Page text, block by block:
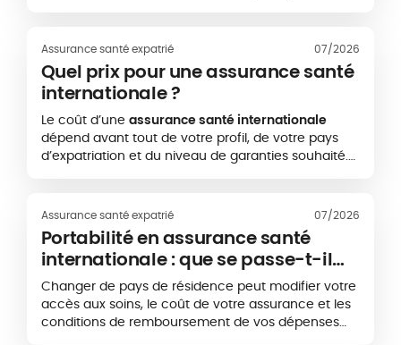
met en évidence un écart important entre le fait
de disposer d’une couverture santé et l’expérience
réelle des expatriés lorsqu’ils doivent accéder à
des soins.
Assurance santé expatrié 07/2026
Quel prix pour une assurance santé
internationale ?
Le coût d’une assurance santé internationale
dépend avant tout de votre profil, de votre pays
d’expatriation et du niveau de garanties souhaité.
qu’une assurance expatrié plus complète, incluant
par exemple les soins aux États-Unis, peut
dépasser plusieurs milliers d’euros annuels.
L’objectif est donc de choisir une protection
adaptée à vos besoins réels, sans payer pour des
garanties inutiles
Assurance santé expatrié 07/2026
Portabilité en assurance santé
internationale : que se passe-t-il
lorsque vous changez de pays ?
Changer de pays de résidence peut modifier votre
accès aux soins, le coût de votre assurance et les
conditions de remboursement de vos dépenses